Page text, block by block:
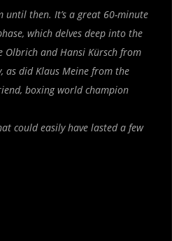
then. It’s a great 60-minute
which delves deep into the
Olbrich and Hansi Kürsch from
as did Klaus Meine from the
boxing world champion
could easily have lasted a few